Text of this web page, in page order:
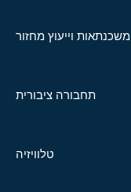
משכנתאות וייעוץ מחזור
תחבורה ציבורית
טלוויזיה